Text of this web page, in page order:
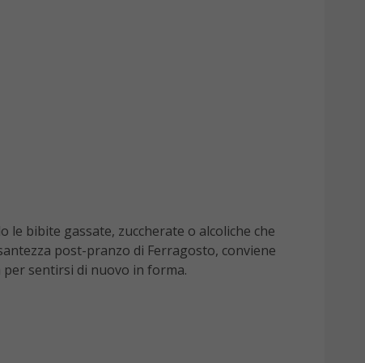
bibite gassate, zuccherate o alcoliche che
post-pranzo di Ferragosto, conviene
sentirsi di nuovo in forma.